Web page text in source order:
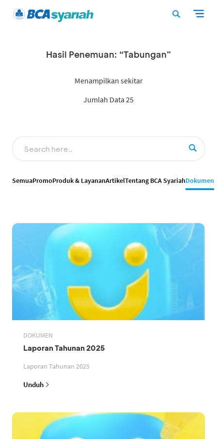
Hasil Penemuan: “Tabungan”
Menampilkan sekitar
Jumlah Data 25
SemuaPromoProduk & LayananArtikelTentang BCA SyariahDokumen
DOKUMEN
Laporan Tahunan 2025
Laporan Tahunan 2025
Unduh